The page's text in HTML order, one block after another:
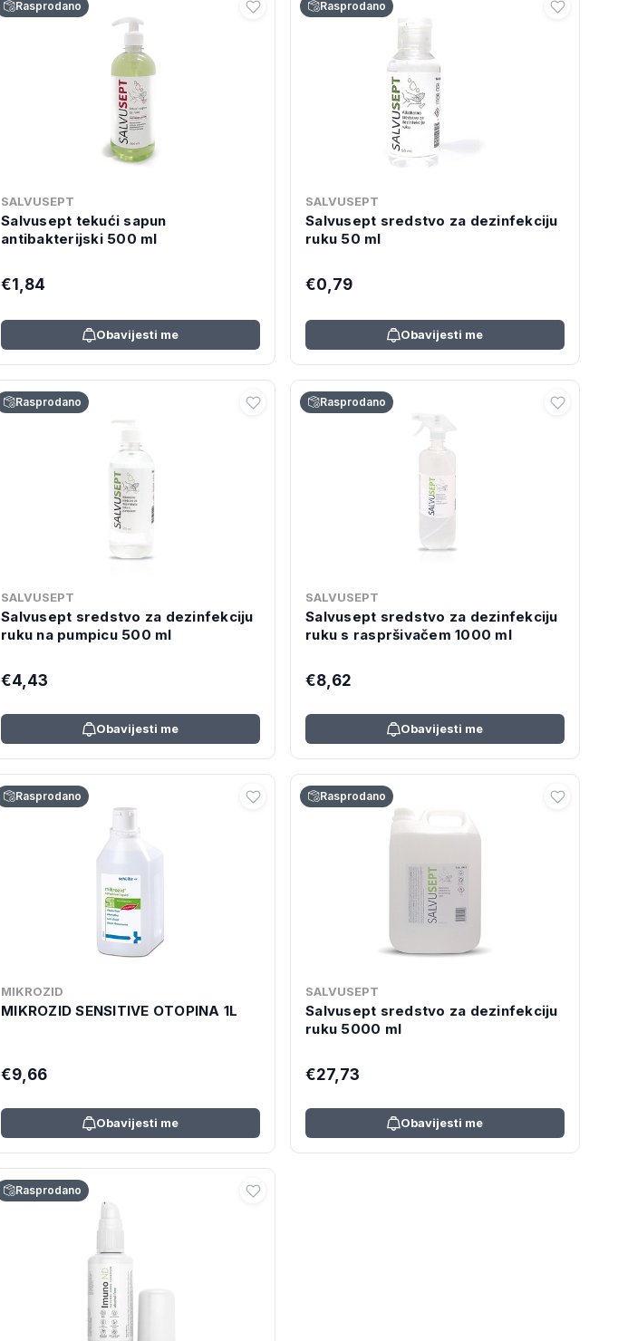
Rasprodano
SALVUSEPT
Salvusept tekući sapun
antibakterijski 500 ml
€1,84
Obavijesti me
Rasprodano
SALVUSEPT
Salvusept sredstvo za dezinfekciju
ruku 50 ml
€0,79
Obavijesti me
Rasprodano
SALVUSEPT
Salvusept sredstvo za dezinfekciju
ruku na pumpicu 500 ml
€4,43
Obavijesti me
Rasprodano
SALVUSEPT
Salvusept sredstvo za dezinfekciju
ruku s raspršivačem 1000 ml
€8,62
Obavijesti me
Rasprodano
MIKROZID
MIKROZID SENSITIVE OTOPINA 1L
€9,66
Obavijesti me
Rasprodano
SALVUSEPT
Salvusept sredstvo za dezinfekciju
ruku 5000 ml
€27,73
Obavijesti me
Rasprodano